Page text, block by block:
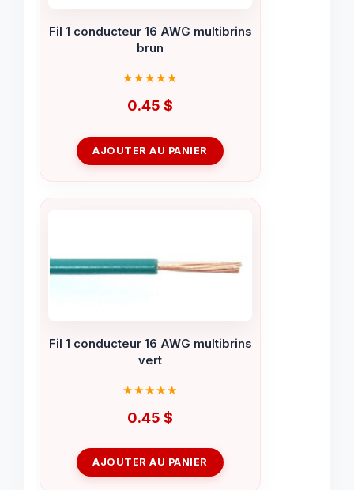
Fil 1 conducteur 16 AWG multibrins
brun
0.45 $
AJOUTER AU PANIER
Fil 1 conducteur 16 AWG multibrins
vert
0.45 $
AJOUTER AU PANIER